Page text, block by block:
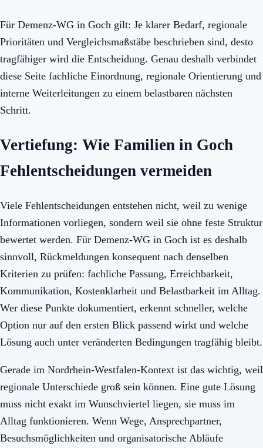
Für Demenz-WG in Goch gilt: Je klarer Bedarf, regionale
Prioritäten und Vergleichsmaßstäbe beschrieben sind, desto
tragfähiger wird die Entscheidung. Genau deshalb verbindet
diese Seite fachliche Einordnung, regionale Orientierung und
interne Weiterleitungen zu einem belastbaren nächsten
Schritt.
Vertiefung: Wie Familien in Goch
Fehlentscheidungen vermeiden
Viele Fehlentscheidungen entstehen nicht, weil zu wenige
Informationen vorliegen, sondern weil sie ohne feste Struktur
bewertet werden. Für Demenz-WG in Goch ist es deshalb
sinnvoll, Rückmeldungen konsequent nach denselben
Kriterien zu prüfen: fachliche Passung, Erreichbarkeit,
Kommunikation, Kostenklarheit und Belastbarkeit im Alltag.
Wer diese Punkte dokumentiert, erkennt schneller, welche
Option nur auf den ersten Blick passend wirkt und welche
Lösung auch unter veränderten Bedingungen tragfähig bleibt.
Gerade im Nordrhein-Westfalen-Kontext ist das wichtig, weil
regionale Unterschiede groß sein können. Eine gute Lösung
muss nicht exakt im Wunschviertel liegen, sie muss im
Alltag funktionieren. Wenn Wege, Ansprechpartner,
Besuchsmöglichkeiten und organisatorische Abläufe